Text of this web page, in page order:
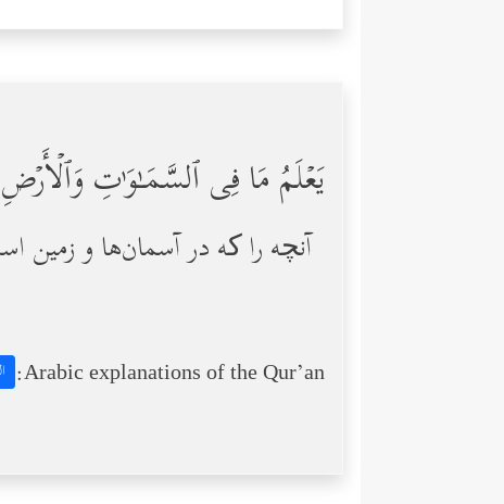
یَعۡلَمُ مَا فِی ٱلسَّمَـٰوَ ٰ⁠تِ
آنچه را که در آسمان‌ها و زمین
Arabic explanations of the Qur’an: